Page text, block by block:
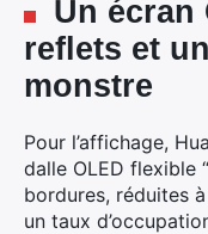
Un écran
reflets et
monstre
Pour l’affichage,
dalle OLED flexible
bordures, réduites
un taux